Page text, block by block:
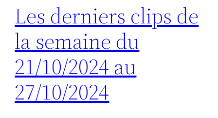
Les derniers clips de
la semaine du
21/10/2024 au
27/10/2024